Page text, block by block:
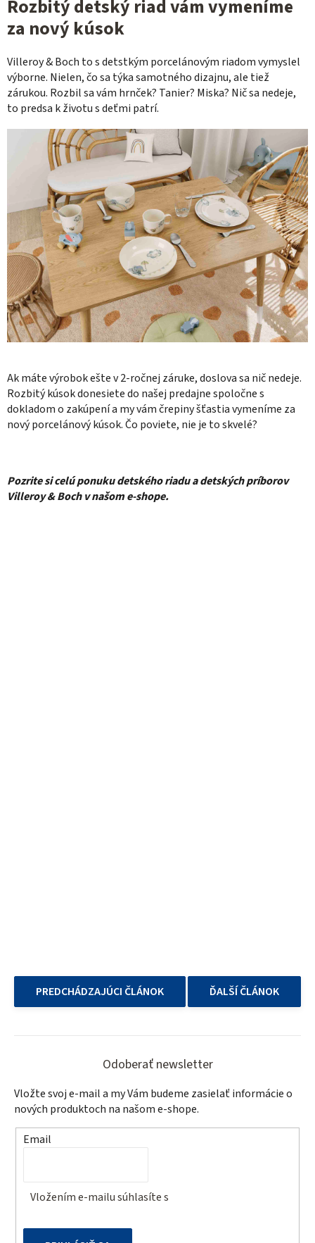
Rozbitý detský riad vám vymeníme
za nový kúsok
Villeroy & Boch to s detstkým porcelánovým riadom vymyslel
výborne. Nielen, čo sa týka samotného dizajnu, ale tiež
zárukou. Rozbil sa vám hrnček? Tanier? Miska? Nič sa nedeje,
to predsa k životu s deťmi patrí.
Ak máte výrobok ešte v 2-ročnej záruke, doslova sa nič nedeje.
Rozbitý kúsok donesiete do našej predajne spoločne s
dokladom o zakúpení a my vám črepiny šťastia vymeníme za
nový porcelánový kúsok. Čo poviete, nie je to skvelé?
Pozrite si celú ponuku detského riadu a detských príborov
Villeroy & Boch v našom e-shope.
PREDCHÁDZAJÚCI ČLÁNOK ĎALŠÍ ČLÁNOK
Odoberať newsletter
Vložte svoj e-mail a my Vám budeme zasielať informácie o
nových produktoch na našom e-shope.
Email
Vložením e-mailu súhlasíte s